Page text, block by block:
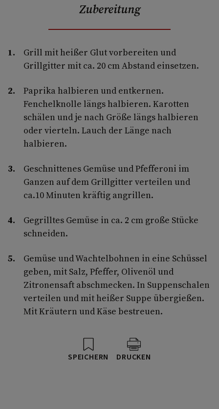
Zubereitung
Grill mit heißer Glut vorbereiten und
Grillgitter mit ca. 20 cm Abstand einsetzen.
Paprika halbieren und entkernen.
Fenchelknolle längs halbieren. Karotten
schälen und je nach Größe längs halbieren
oder vierteln. Lauch der Länge nach
halbieren.
Geschnittenes Gemüse und Pfefferoni im
Ganzen auf dem Grillgitter verteilen und
ca.10 Minuten kräftig angrillen.
Gegrilltes Gemüse in ca. 2 cm große Stücke
schneiden.
Gemüse und Wachtelbohnen in eine Schüssel
geben, mit Salz, Pfeffer, Olivenöl und
Zitronensaft abschmecken. In Suppenschalen
verteilen und mit heißer Suppe übergießen.
Mit Kräutern und Käse bestreuen.
SPEICHERN DRUCKEN